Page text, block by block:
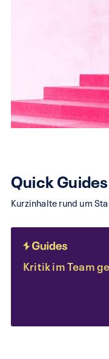
Quick Guides
Kurzinhalte rund um
Kritik im Team